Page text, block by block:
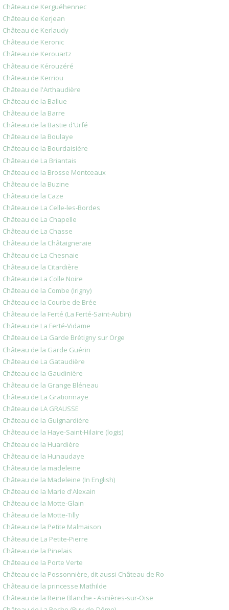
Château de Kerguéhennec
Château de Kerjean
Château de Kerlaudy
Château de Keronic
Château de Kerouartz
Château de Kérouzéré
Château de Kerriou
Château de l'Arthaudière
Château de la Ballue
Château de la Barre
Château de la Bastie d'Urfé
Château de la Boulaye
Château de la Bourdaisière
Château de La Briantais
Château de la Brosse Montceaux
Château de la Buzine
Château de la Caze
Château de La Celle-les-Bordes
Château de La Chapelle
Château de La Chasse
Château de la Châtaigneraie
Château de La Chesnaie
Château de la Citardière
Château de La Colle Noire
Château de la Combe (Irigny)
Château de la Courbe de Brée
Château de la Ferté (La Ferté-Saint-Aubin)
Château de La Ferté-Vidame
Château de La Garde Brétigny sur Orge
Château de la Garde Guérin
Château de La Gataudière
Château de la Gaudinière
Château de la Grange Bléneau
Château de La Grationnaye
Château de LA GRAUSSE
Château de la Guignardière
Château de la Haye-Saint-Hilaire (logis)
Château de la Huardière
Château de la Hunaudaye
Château de la madeleine
Château de la Madeleine (In English)
Château de la Marie d'Alexain
Château de la Motte-Glain
Château de la Motte-Tilly
Château de la Petite Malmaison
Château de La Petite-Pierre
Château de la Pinelais
Château de la Porte Verte
Château de la Possonnière, dit aussi Château de Ro
Château de la princesse Mathilde
Château de la Reine Blanche - Asnières-sur-Oise